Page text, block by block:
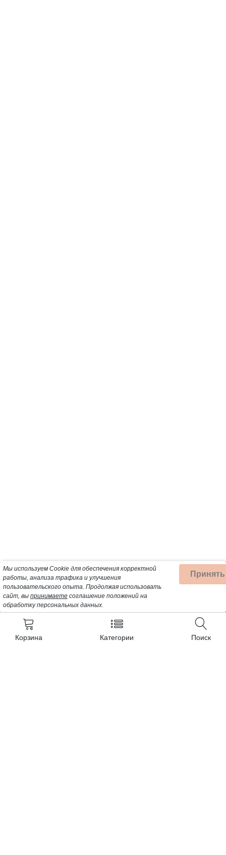
Корзина Категории Поиск
Мы используем Cookie для обеспечения корректной
работы, анализа трафика и улучшения
пользовательского опыта. Продолжая использовать
сайт, вы принимаете соглашение положений на
обработку персональных данных.
Принять